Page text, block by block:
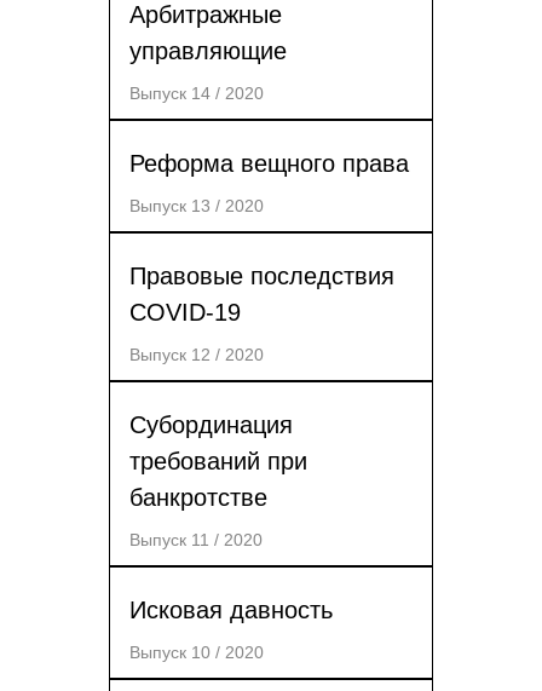
Арбитражные
управляющие
Выпуск 14 / 2020
Реформа вещного права
Выпуск 13 / 2020
Правовые последствия
COVID-19
Выпуск 12 / 2020
Субординация
требований при
банкротстве
Выпуск 11 / 2020
Исковая давность
Выпуск 10 / 2020